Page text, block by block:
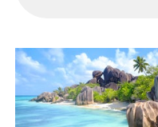
Salidas: Diarias
Combinado Mahé - La Digue
Hoteles de su elección